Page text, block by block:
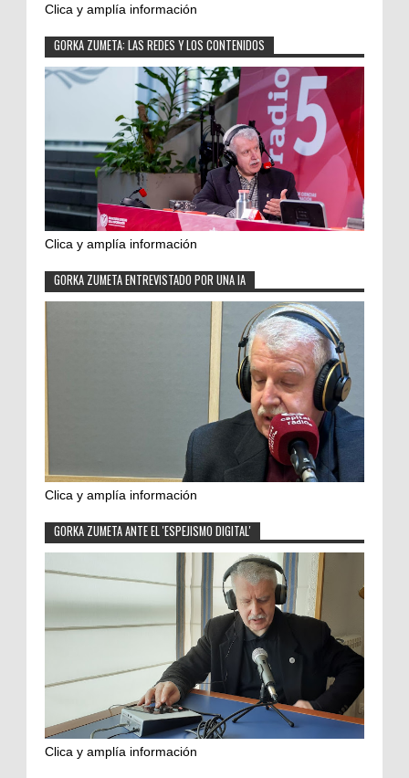
Clica y amplía información
GORKA ZUMETA: LAS REDES Y LOS CONTENIDOS
Clica y amplía información
GORKA ZUMETA ENTREVISTADO POR UNA IA
Clica y amplía información
GORKA ZUMETA ANTE EL 'ESPEJISMO DIGITAL'
Clica y amplía información